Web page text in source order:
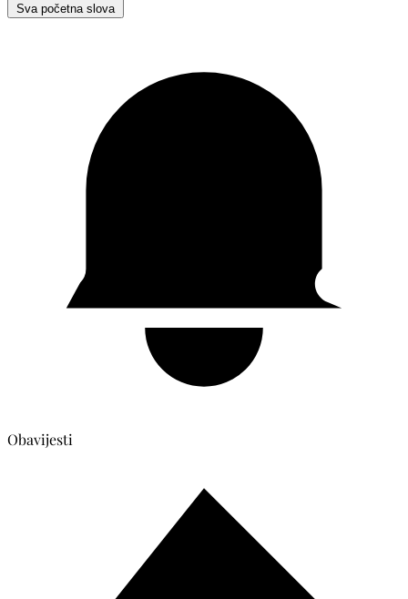
Sva početna slova
Obavijesti